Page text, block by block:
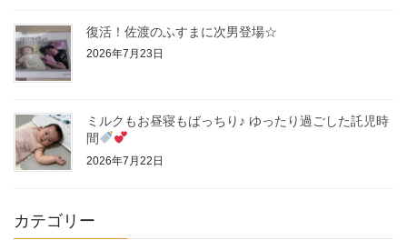
復活！佐渡のふすまに次男登場☆
2026年7月23日
ミルクもお昼寝もばっちり♪ ゆったり過ごした託児時
間
2026年7月22日
カテゴリー